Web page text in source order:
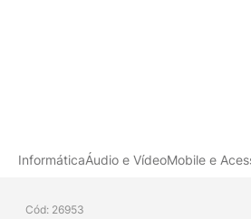
InformáticaÁudio e VídeoMobile e
Cód: 26953